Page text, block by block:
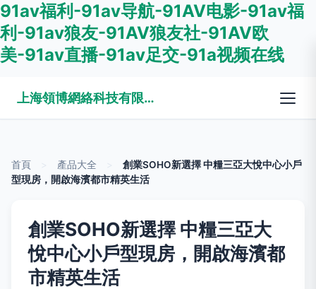
91av福利-91av导航-91AV电影-91av福
利-91av狼友-91AV狼友社-91AV欧
美-91av直播-91av足交-91a视频在线
上海領博網絡科技有限公司
首頁 產品大全
創業SOHO新選擇 中糧三亞大悅中心小戶
型現房，開啟海濱都市精英生活
創業SOHO新選擇 中糧三亞大
悅中心小戶型現房，開啟海濱都
市精英生活